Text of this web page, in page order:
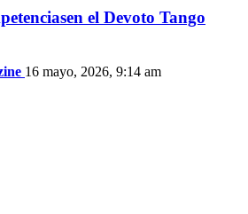
el Devoto Tango
16 mayo, 2026, 9:14 am